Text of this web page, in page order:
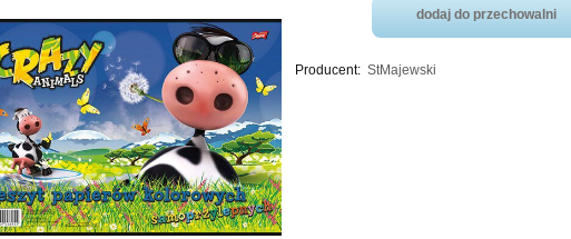
dodaj do przechowalni
Producent: StMajewski